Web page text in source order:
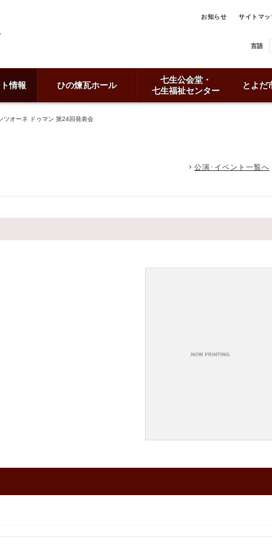
お知らせ サイトマッ
言語
情報 ひの煉瓦ホール
七生公会堂・
七生福祉センター
とよだ
ツオーネ ドゥマン 第24回発表会
公演･イベント一覧へ